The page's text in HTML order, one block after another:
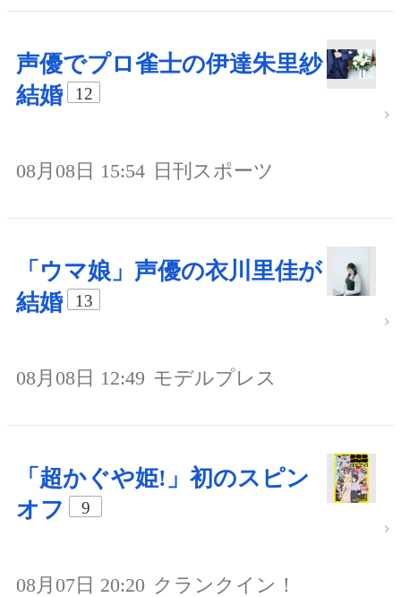
声優でプロ雀士の伊達朱里紗
結婚
12
08月08日 15:54 日刊スポーツ
「ウマ娘」声優の衣川里佳が
結婚
13
08月08日 12:49 モデルプレス
「超かぐや姫!」初のスピン
オフ
9
08月07日 20:20 クランクイン！